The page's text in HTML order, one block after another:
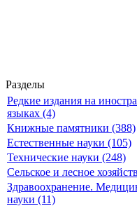
Разделы
Редкие издания на
языках (4)
Книжные памятники (388)
Естественные науки (105)
Технические науки (248)
Сельское и лесное
Здравоохранение.
науки (11)